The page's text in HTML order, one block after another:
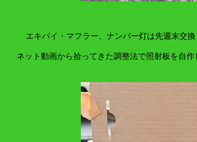
エキパイ・マフラー、ナンバー灯は先週末交
ネット動画から拾ってきた調整法で照射板を自